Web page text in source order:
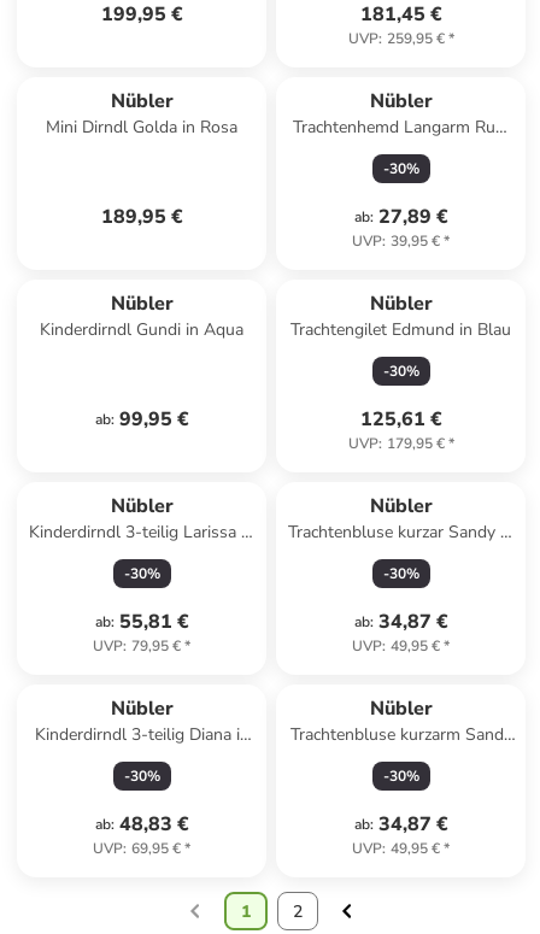
199,95 € 181,45 €
UVP: 259,95 €*
Nübler
Mini Dirndl Golda in Rosa
189,95 €
Nübler
Trachtenhemd Langarm Rudi
in Hellblau
-30%
ab: 27,89 €
UVP: 39,95 €*
Nübler
Kinderdirndl Gundi in Aqua
ab: 99,95 €
Nübler
Trachtengilet Edmund in Blau
-30%
125,61 €
UVP: 179,95 €*
Nübler
Kinderdirndl 3-teilig Larissa in
Rot
-30%
ab: 55,81 €
UVP: 79,95 €*
Nübler
Trachtenbluse kurzar Sandy in
Rot
-30%
ab: 34,87 €
UVP: 49,95 €*
Nübler
Kinderdirndl 3-teilig Diana in
Beere
-30%
ab: 48,83 €
UVP: 69,95 €*
Nübler
Trachtenbluse kurzarm Sandy
in Grün
-30%
ab: 34,87 €
UVP: 49,95 €*
1 2